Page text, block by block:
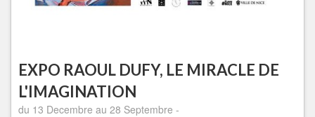
EXPO RAOUL DUFY, LE MIRACLE DE
L'IMAGINATION
du 13 Decembre au 28 Septembre -